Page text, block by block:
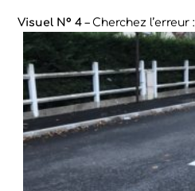
Visuel N° 4– Cherchez l’erreur :